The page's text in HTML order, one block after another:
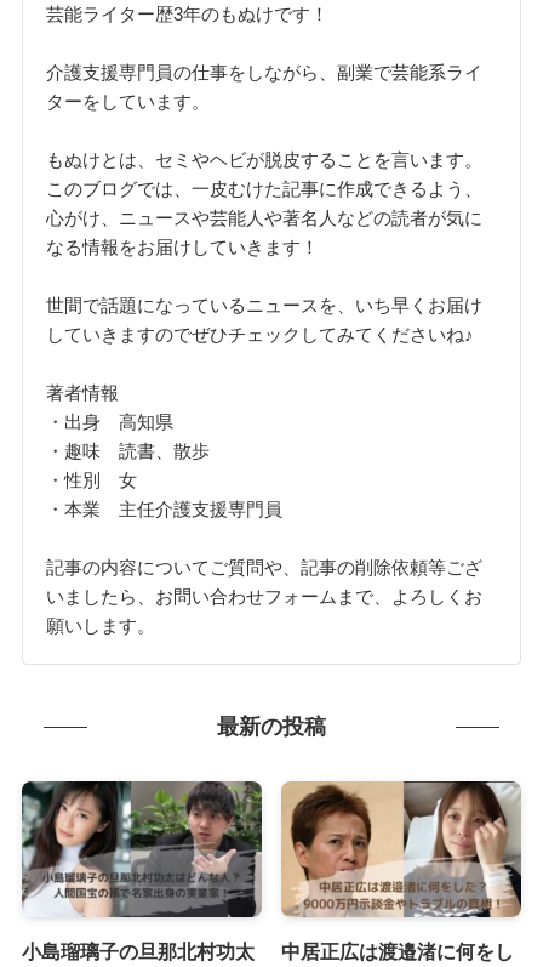
芸能ライター歴3年のもぬけです！
介護支援専門員の仕事をしながら、副業で芸能系ライ
ターをしています。
もぬけとは、セミやヘビが脱皮することを言います。
このブログでは、一皮むけた記事に作成できるよう、
心がけ、ニュースや芸能人や著名人などの読者が気に
なる情報をお届けしていきます！
世間で話題になっているニュースを、いち早くお届け
していきますのでぜひチェックしてみてくださいね♪
著者情報
・出身 高知県
・趣味 読書、散歩
・性別 女
・本業 主任介護支援専門員
記事の内容についてご質問や、記事の削除依頼等ござ
いましたら、お問い合わせフォームまで、よろしくお
願いします。
最新の投稿
小島瑠璃子の旦那北村功太 中居正広は渡邉渚に何をし